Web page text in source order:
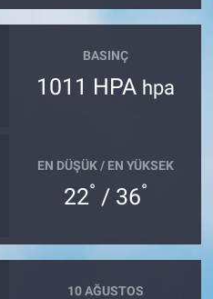
BASINÇ
1011 HPA hpa
EN DÜŞÜK / EN YÜKSEK
22° / 36°
10 AĞUSTOS